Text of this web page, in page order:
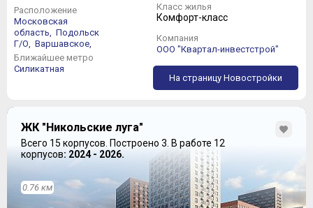
Расположение
Московская
область,
Подольск
Г/О,
Варшавское,
Ближайшее метро
Силикатная
Класс жилья
Комфорт-класс
Компания
ООО "Квартал-инвестстрой"
На страницу Новостройки
ЖК "Никольские луга"
Всего 15 корпусов. Построено 3. В работе 12
корпусов: 2024 - 2026.
0.76 км